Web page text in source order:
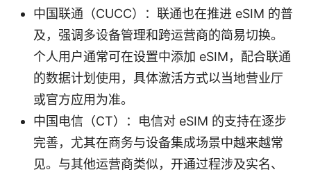
中国联通（CUCC）：联通也在推进 eSIM 的普
及，强调多设备管理和跨运营商的简易切换。
个人用户通常可在设置中添加 eSIM，配合联通
的数据计划使用，具体激活方式以当地营业厅
或官方应用为准。
中国电信（CT）：电信对 eSIM 的支持在逐步
完善，尤其在商务与设备集成场景中越来越常
见。与其他运营商类似，开通过程涉及实名、